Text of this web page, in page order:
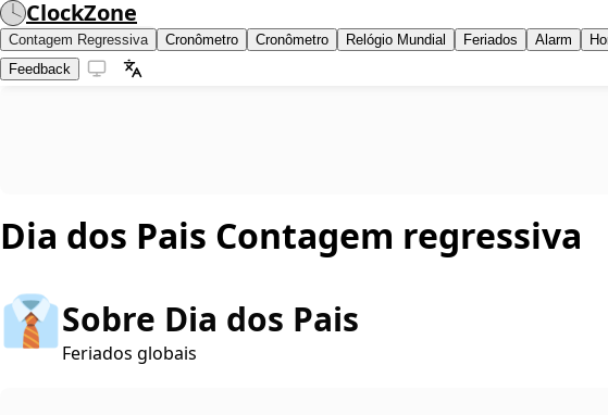
ClockZone
Contagem Regressiva Cronômetro Cronômetro Relógio Mundial Feriados Alarm
Feedback
Dia dos Pais Contagem regressiva
👔Sobre Dia dos Pais
Feriados globais